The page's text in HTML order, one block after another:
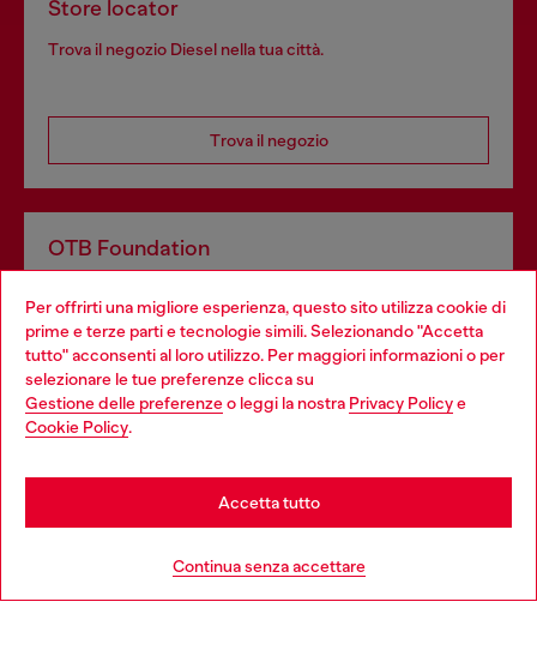
Per offrirti una migliore esperienza, questo sito utilizza cookie di
prime e terze parti e tecnologie simili. Selezionando "Accetta
tutto" acconsenti al loro utilizzo. Per maggiori informazioni o per
selezionare le tue preferenze clicca su
Gestione delle preferenzeo leggi la nostra Privacy Policye
Cookie Policy.
Continua senza accettare
Accetta tutto
Store locator
Trova il negozio Diesel nella tua città.
Trova il negozio
OTB Foundation
profit del gruppo OTB che sostiene progetti concreti per
giovani, donne, inclusione ed emergenze in tutto il mondo.
Choose your location
You are currently browsing Italia website, but it seems you may
be based in United States